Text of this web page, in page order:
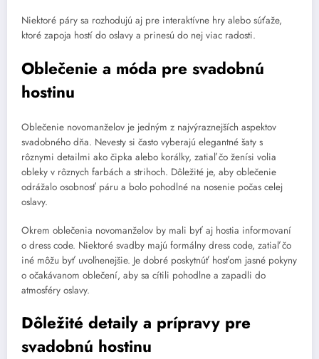
Niektoré páry sa rozhodujú aj pre interaktívne hry alebo súťaže,
ktoré zapoja hostí do oslavy a prinesú do nej viac radosti.
Oblečenie a móda pre svadobnú
hostinu
Oblečenie novomanželov je jedným z najvýraznejších aspektov
svadobného dňa. Nevesty si často vyberajú elegantné šaty s
rôznymi detailmi ako čipka alebo korálky, zatiaľ čo ženísi volia
obleky v rôznych farbách a strihoch. Dôležité je, aby oblečenie
odrážalo osobnosť páru a bolo pohodlné na nosenie počas celej
oslavy.
Okrem oblečenia novomanželov by mali byť aj hostia informovaní
o dress code. Niektoré svadby majú formálny dress code, zatiaľ čo
iné môžu byť uvoľnenejšie. Je dobré poskytnúť hosťom jasné pokyny
o očakávanom oblečení, aby sa cítili pohodlne a zapadli do
atmosféry oslavy.
Dôležité detaily a prípravy pre
svadobnú hostinu